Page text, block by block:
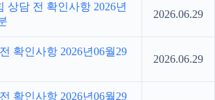
상담 전 확인사항 2026년
2026.06.29
확인사항 2026년06월29
2026.06.29
확인사항 2026년06월29